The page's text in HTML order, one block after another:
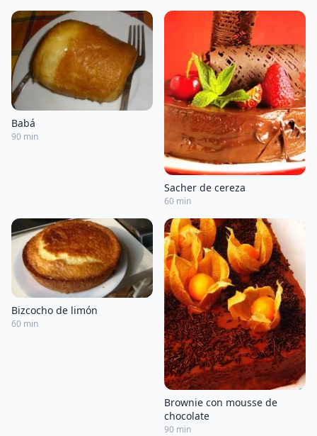
Babá
90 min
Sacher de cereza
60 min
Bizcocho de limón
60 min
Brownie con mousse de
chocolate
90 min